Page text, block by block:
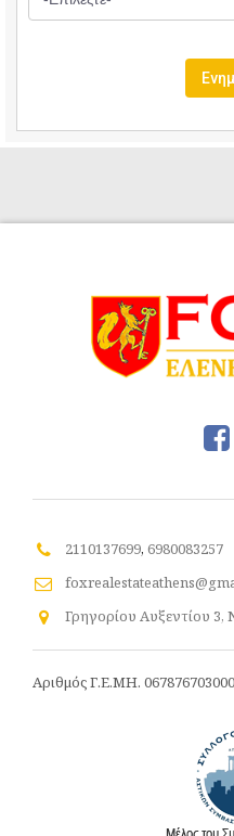
2110137699, 6980083257
Γρηγορίου Αυξεντίου 3,
Αριθμός Γ.Ε.ΜΗ. 067876703000